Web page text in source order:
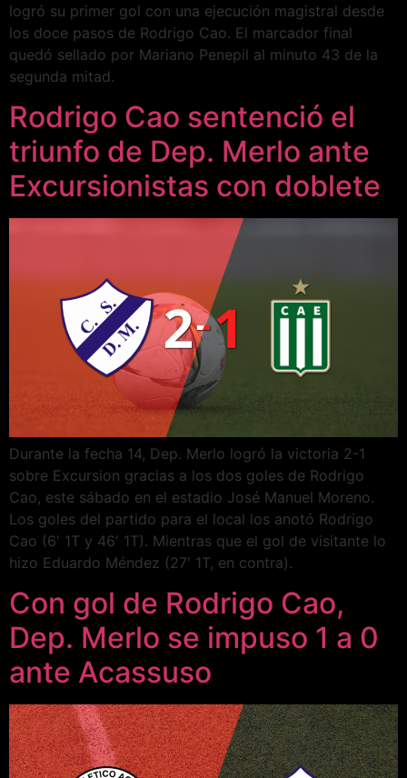
logró su primer gol con una ejecución magistral desde
los doce pasos de Rodrigo Cao. El marcador final
quedó sellado por Mariano Penepil al minuto 43 de la
segunda mitad.
Rodrigo Cao sentenció el
triunfo de Dep. Merlo ante
Excursionistas con doblete
Durante la fecha 14, Dep. Merlo logró la victoria 2-1
sobre Excursion gracias a los dos goles de Rodrigo
Cao, este sábado en el estadio José Manuel Moreno.
Los goles del partido para el local los anotó Rodrigo
Cao (6′ 1T y 46′ 1T). Mientras que el gol de visitante lo
hizo Eduardo Méndez (27′ 1T, en contra).
Con gol de Rodrigo Cao,
Dep. Merlo se impuso 1 a 0
ante Acassuso